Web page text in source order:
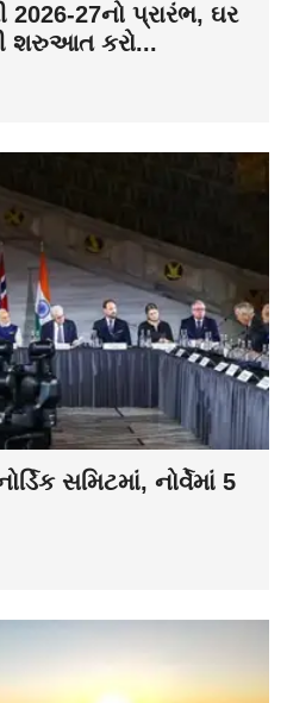
2026-27નો પ્રારંભ, ઘર
શરુઆત કરો...
સમિટમાં, નોર્વેમાં 5